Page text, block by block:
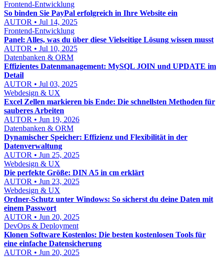
Frontend-Entwicklung
So binden Sie PayPal erfolgreich in Ihre Website ein
AUTOR • Jul 14, 2025
Frontend-Entwicklung
Panel: Alles, was du über diese Vielseitige Lösung wissen musst
AUTOR • Jul 10, 2025
Datenbanken & ORM
Effizientes Datenmanagement: MySQL JOIN und UPDATE im
Detail
AUTOR • Jul 03, 2025
Webdesign & UX
Excel Zellen markieren bis Ende: Die schnellsten Methoden für
sauberes Arbeiten
AUTOR • Jun 19, 2026
Datenbanken & ORM
Dynamischer Speicher: Effizienz und Flexibilität in der
Datenverwaltung
AUTOR • Jun 25, 2025
Webdesign & UX
Die perfekte Größe: DIN A5 in cm erklärt
AUTOR • Jun 23, 2025
Webdesign & UX
Ordner-Schutz unter Windows: So sicherst du deine Daten mit
einem Passwort
AUTOR • Jun 20, 2025
DevOps & Deployment
Klonen Software Kostenlos: Die besten kostenlosen Tools für
eine einfache Datensicherung
AUTOR • Jun 20, 2025